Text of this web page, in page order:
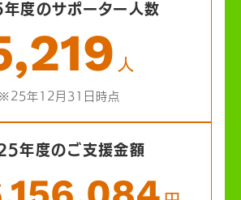
度のサポーター人数
人
※25年12月31日時点
年度のご支援金額